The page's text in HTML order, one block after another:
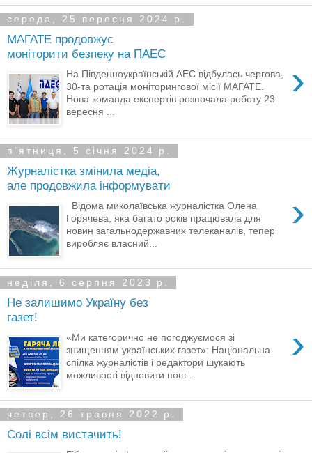
середа, 25 вересня 2024 р.
МАГАТЕ продовжує
моніторити безпеку на ПАЕС
›
На Південноукраїнській АЕС відбулась чергова,
30-та ротація моніторингової місії МАГАТЕ.
Нова команда експертів розпочала роботу 23
вересня ...
пʼятниця, 5 січня 2024 р.
Журналістка змінила медіа,
але продовжила інформувати
›
Відома миколаївська журналістка Олена
Горячева, яка багато років працювала для
новин загальнодержавних телеканалів, тепер
виробляє власний...
неділя, 6 серпня 2023 р.
Не залишимо Україну без
газет!
›
«Ми категорично не погоджуємося зі
знищенням українських газет»: Національна
спілка журналістів і редактори шукають
можливості відновити пош...
четвер, 26 травня 2022 р.
Солі всім вистачить!